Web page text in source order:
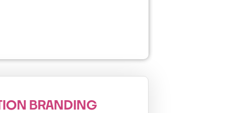
BRANDING